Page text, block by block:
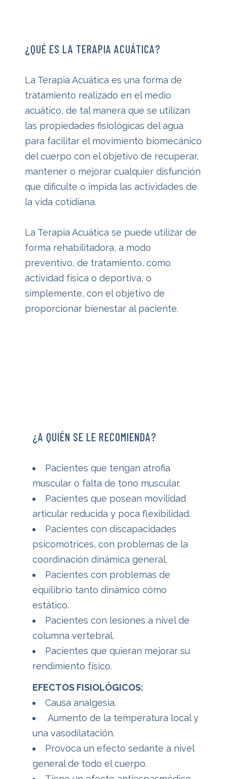
¿QUÉ ES LA TERAPIA ACUÁTICA?
La Terapia Acuática es una forma de
tratamiento realizado en el medio
acuático, de tal manera que se utilizan
las propiedades fisiológicas del agua
para facilitar el movimiento biomecánico
del cuerpo con el objetivo de recuperar,
mantener o mejorar cualquier disfunción
que dificulte o impida las actividades de
la vida cotidiana.
La Terapia Acuática se puede utilizar de
forma rehabilitadora, a modo
preventivo, de tratamiento, como
actividad física o deportiva, o
simplemente, con el objetivo de
proporcionar bienestar al paciente.
¿A QUIÉN SE LE RECOMIENDA?
Pacientes que tengan atrofia
muscular o falta de tono muscular.
Pacientes que posean movilidad
articular reducida y poca flexibilidad.
Pacientes con discapacidades
psicomotrices, con problemas de la
coordinación dinámica general.
Pacientes con problemas de
equilibrio tanto dinámico cómo
estático.
Pacientes con lesiones a nivel de
columna vertebral.
Pacientes que quieran mejorar su
rendimiento físico.
EFECTOS FISIOLÓGICOS:
Causa analgesia.
Aumento de la temperatura local y
una vasodilatación.
Provoca un efecto sedante a nivel
general de todo el cuerpo.